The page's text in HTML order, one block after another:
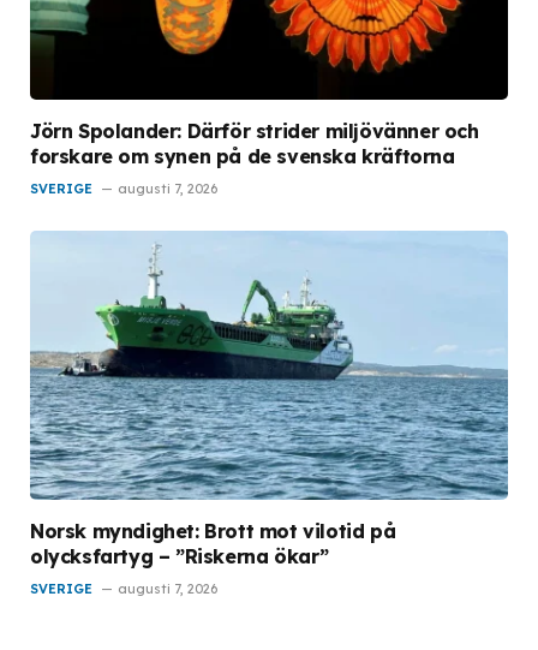
Jörn Spolander: Därför strider miljövänner och
forskare om synen på de svenska kräftorna
SVERIGE augusti 7, 2026
Norsk myndighet: Brott mot vilotid på
olycksfartyg – ”Riskerna ökar”
SVERIGE augusti 7, 2026